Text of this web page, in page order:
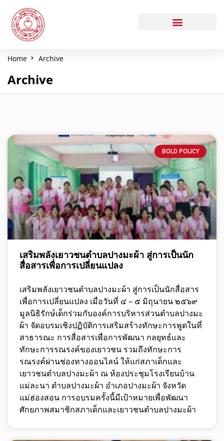
Home Archive
Archive
BOLD POLICY
เสริมพลังเยาวชนตำบลปางมะผ้า สู่การเป็นนัก
สื่อสารเพื่อการเปลี่ยนแปลง
เสริมพลังเยาวชนตำบลปางมะผ้า สู่การเป็นนักสื่อสาร
เพื่อการเปลี่ยนแปลง เมื่อวันที่ ๔ – ๕ มิถุนายน ๒๕๖๙
มูลนิธิรักษ์เด็กร่วมกับองค์การบริหารส่วนตำบลปางมะ
ผ้า จัดอบรมเชิงปฏิบัติการเสริมสร้างทักษะการพูดในที่
สาธารณะ การสื่อสารเพื่อการพัฒนา กลยุทธ์และ
ทักษะการรณรงค์ของเยาวชน รวมถึงทักษะการ
รณรงค์ผ่านช่องทางออนไลน์ ให้แก่สภาเด็กและ
เยาวชนตำบลปางมะผ้า ณ ห้องประชุมโรงเรียนบ้าน
แม่ละนา ตำบลปางมะผ้า อำเภอปางมะผ้า จังหวัด
แม่ฮ่องสอน การอบรมครั้งนี้มีเป้าหมายเพื่อพัฒนา
ศักยภาพสมาชิกสภาเด็กและเยาวชนตำบลปางมะผ้า